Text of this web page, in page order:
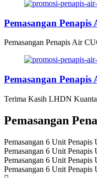
Pemasangan
Pemasangan Penapis Air
Pemasangan
Terima Kasih LHDN
Pemasangan
Pemasangan 6 Unit Penapis
Pemasangan 6 Unit Penapis
Pemasangan 6 Unit Penapis
Pemasangan 6 Unit Penapis